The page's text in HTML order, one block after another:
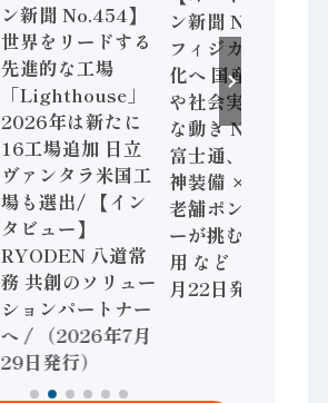
ン新聞 No.454】
世界をリードする
先進的な工場
「Lighthouse」
2026年は新たに
16工場追加 日立
ヴァンタラ米国工
場も選出/ 【イン
タビュー】
RYODEN 八道常
務 共創のソリュー
ションパートナー
へ / （2026年7月
29日発行）
ン新聞 No.453】
フィジカルAI本格
化へ 国産AI開発
や社会実装に活発
な動き Noetra、
富士通、日立 / 兵
神装備 × HMS、
老舗ポンプメーカ
ーが挑むデータ活
用 など（2026年7
月22日発行）